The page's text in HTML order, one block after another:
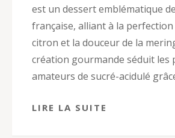
est un dessert emblématique
française, alliant à la perfection
citron et la douceur de la
création gourmande séduit les
amateurs de sucré-acidulé
LIRE LA SUITE